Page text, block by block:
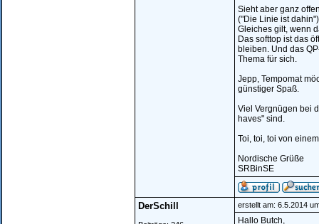
Sieht aber ganz
("Die Linie ist
Gleiches gilt, wenn
Das softtop ist das
bleiben. Und das
Thema für sich.
Jepp, Tempomat
günstiger Spaß.
Viel Vergnügen bei
haves" sind.
Toi, toi, toi von
Nordische Grüße
SRBinSE
DerSchill erstellt am: 6.5.2014
Hallo Butch,